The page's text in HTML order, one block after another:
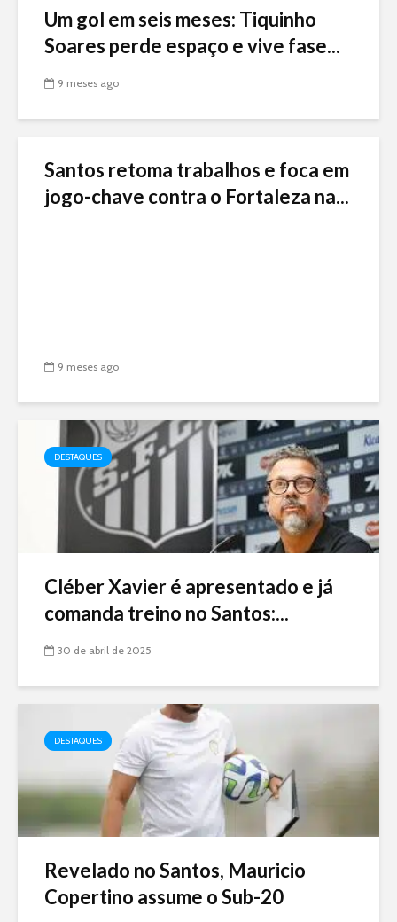
Um gol em seis meses: Tiquinho
Soares perde espaço e vive fase...
9 meses ago
Santos retoma trabalhos e foca em
jogo-chave contra o Fortaleza na...
9 meses ago
DESTAQUES
Cléber Xavier é apresentado e já
comanda treino no Santos:...
30 de abril de 2025
DESTAQUES
Revelado no Santos, Mauricio
Copertino assume o Sub-20